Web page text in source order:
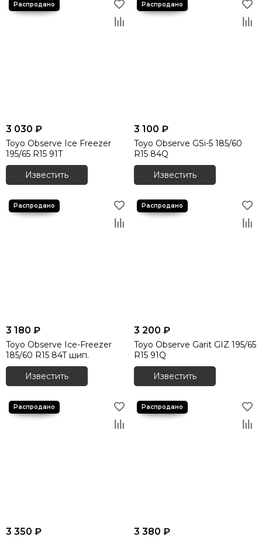
3 030 ₽
Toyo Observe Ice Freezer
195/65 R15 91T
Известить
3 100 ₽
Toyo Observe GSi-5 185/60
R15 84Q
Известить
3 180 ₽
Toyo Observe Ice-Freezer
185/60 R15 84T шип.
Известить
3 200 ₽
Toyo Observe Garit GIZ 195/65
R15 91Q
Известить
3 350 ₽ 3 380 ₽